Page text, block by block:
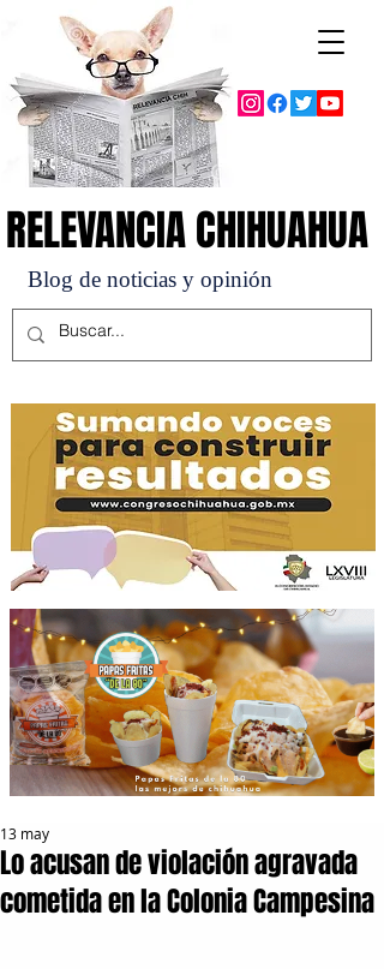
Blog de noticias y opinión
RELEVANCIA CHIHUAHUA
RELEVANCIA CHIHUAHUA
Lo acusan de violación agravada
cometida en la Colonia Campesina
13 may